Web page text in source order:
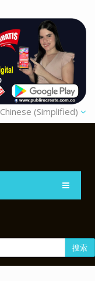
Chinese (Simplified)
搜索